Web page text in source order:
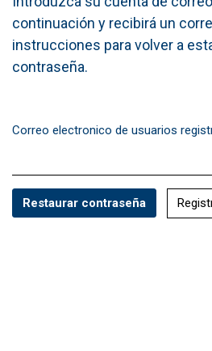
continuación y recibirá un
instrucciones para volver a
contraseña.
Correo electronico de usuarios
Restaurar contraseña